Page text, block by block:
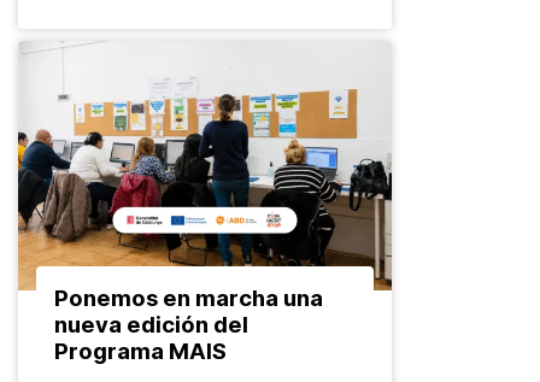
Ponemos en marcha una
nueva edición del
Programa MAIS